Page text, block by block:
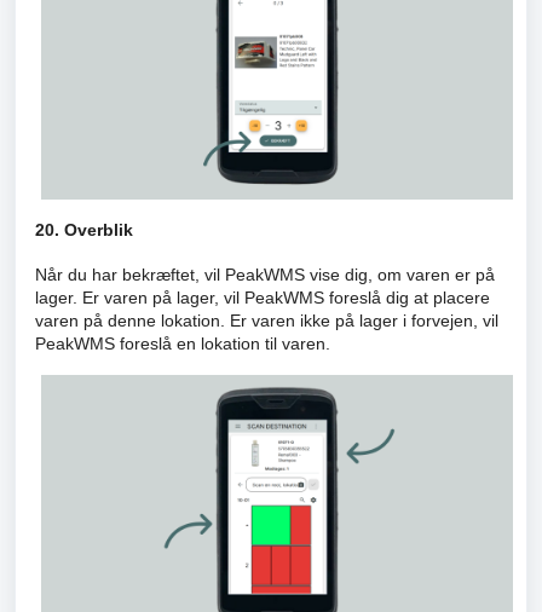
20. Overblik
Når du har bekræftet, vil PeakWMS vise dig, om varen er på
lager. Er varen på lager, vil PeakWMS foreslå dig at placere
varen på denne lokation. Er varen ikke på lager i forvejen, vil
PeakWMS foreslå en lokation til varen.